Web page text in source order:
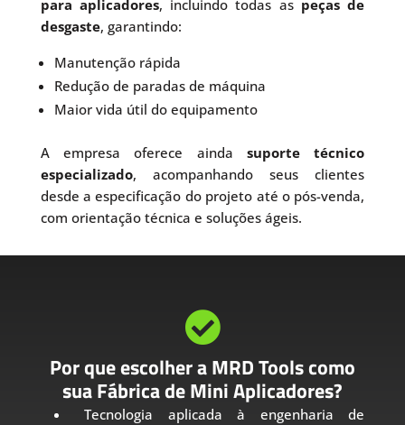
para aplicadores, incluindo todas as peças de
desgaste, garantindo:
Manutenção rápida
Redução de paradas de máquina
Maior vida útil do equipamento
A empresa oferece ainda suporte técnico
especializado, acompanhando seus clientes
desde a especificação do projeto até o pós-venda,
com orientação técnica e soluções ágeis.

Por que escolher a MRD Tools como
sua Fábrica de Mini Aplicadores?
Tecnologia aplicada à engenharia de